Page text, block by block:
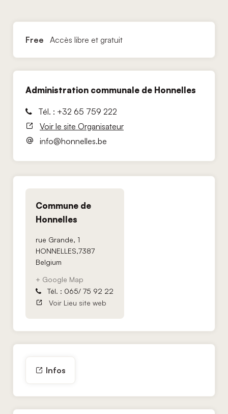
Free Accès libre et gratuit
Administration communale de Honnelles
Tél. : +32 65 759 222
Voir le site Organisateur
info@honnelles.be
Commune de
Honnelles
rue Grande, 1
HONNELLES,7387
Belgium
+ Google Map
Tél. : 065/ 75 92 22
Voir Lieu site web
Infos